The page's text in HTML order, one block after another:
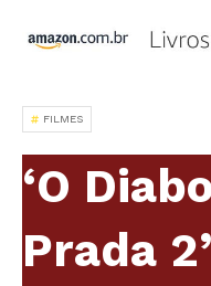
FILMES
‘O
Prada